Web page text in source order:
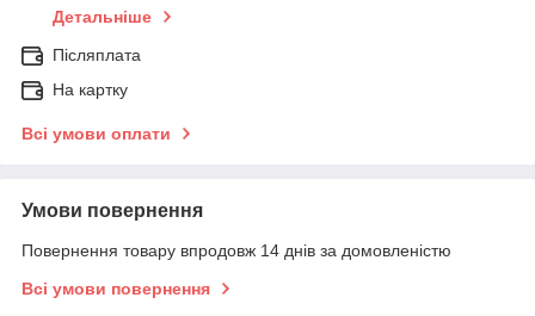
Детальніше
Післяплата
На картку
Всі умови оплати
Умови повернення
Повернення товару впродовж 14 днів за домовленістю
Всі умови повернення